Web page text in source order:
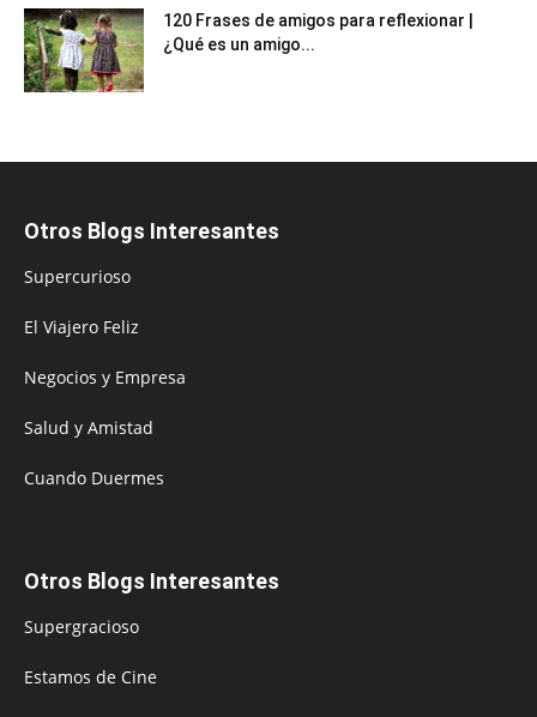
120 Frases de amigos para reflexionar |
¿Qué es un amigo...
Otros Blogs Interesantes
Supercurioso
El Viajero Feliz
Negocios y Empresa
Salud y Amistad
Cuando Duermes
Otros Blogs Interesantes
Supergracioso
Estamos de Cine